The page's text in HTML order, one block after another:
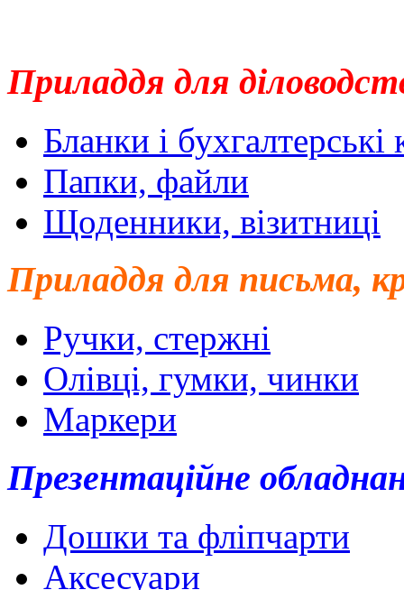
Приладдя для
Бланки і бухгалтерські
Папки, файли
Щоденники, візитниці
Приладдя для письма,
Ручки, стержні
Олівці, гумки, чинки
Маркери
Презентаційне
Дошки та фліпчарти
Аксесуари